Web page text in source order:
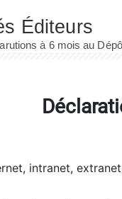
intranet,